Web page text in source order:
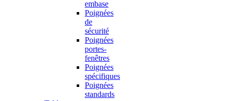
embase
Poignées
de
sécurité
Poignées
portes-
fenêtres
Poignées
spécifiques
Poignées
standards